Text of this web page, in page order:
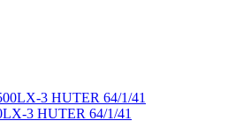
3 HUTER 64/1/41